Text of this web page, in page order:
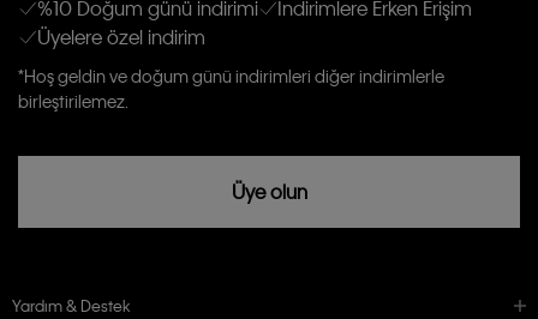
Aydınlatma Metni’niokuduğumu kabul ediyorum.
Calvin Klein tarafından kişisel verilerimin yurtdışına aktarılmasına açık
rızam vardır
%10 Doğum günü indirimi
İndirimlere Erken Erişim
Üyelere özel indirim
*Hoş geldin ve doğum günü indirimleri diğer indirimlerle
birleştirilemez.
Üye olun
Yardım & Destek